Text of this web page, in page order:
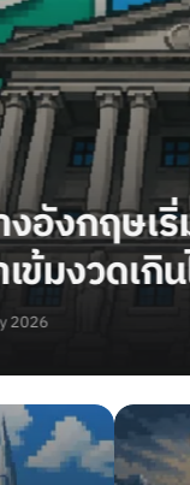
อังกฤษเ
ข้มงวดเกิ
2026